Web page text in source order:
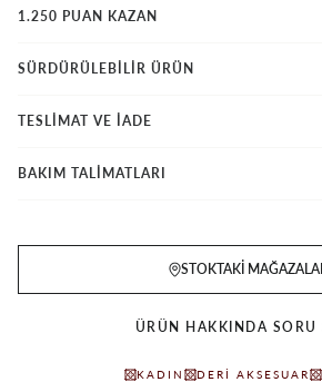
1.250 PUAN KAZAN
SÜRDÜRÜLEBİLİR ÜRÜN
TESLİMAT VE İADE
BAKIM TALİMATLARI
STOKTAKI
ÜRÜN HAKKINDA SORU
KADIN DERI AKSESUAR